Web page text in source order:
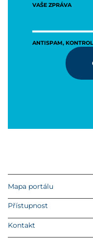
VAŠE ZPRÁVA
ANTISPAM,
Mapa portálu
Přístupnost
Kontakt